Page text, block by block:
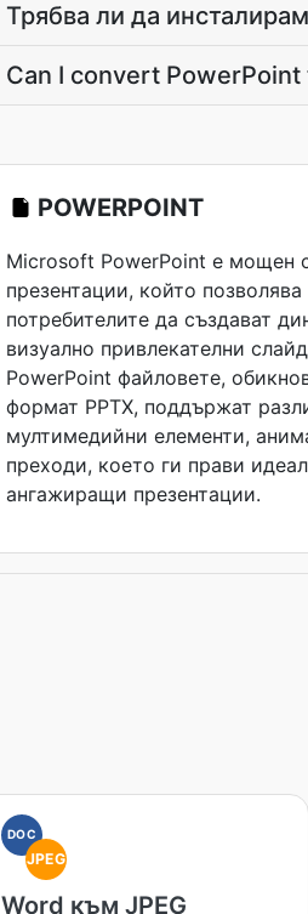
Трябва ли да
Can I convert
POWERPOINT
Microsoft PowerPoint е мощен
презентации, който позволява
потребителите да създават
визуално привлекателни
PowerPoint файловете,
формат PPTX, поддържат
мултимедийни елементи,
преходи, което ги прави
ангажиращи презентации.
DOC
JPEG
Word към JPEG